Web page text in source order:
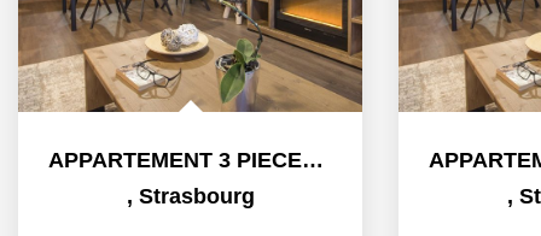
APPARTEMENT 3 PIECES - PROGRAMME QUARTIER DU DANUBE A...
, Strasbourg ,